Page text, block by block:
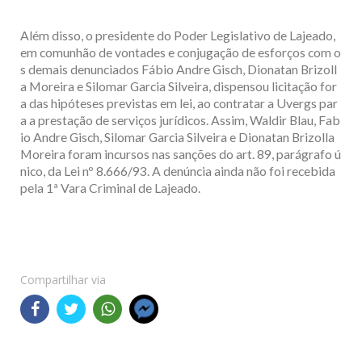
Além disso, o presidente do Poder Legislativo de Lajeado,
em comunhão de vontades e conjugação de esforços com o
s demais denunciados Fábio Andre Gisch, Dionatan Brizoll
a Moreira e Silomar Garcia Silveira, dispensou licitação for
a das hipóteses previstas em lei, ao contratar a Uvergs par
a a prestação de serviços jurídicos. Assim, Waldir Blau, Fab
io Andre Gisch, Silomar Garcia Silveira e Dionatan Brizolla
Moreira foram incursos nas sanções do art. 89, parágrafo ú
nico, da Lei nº 8.666/93. A denúncia ainda não foi recebida
pela 1ª Vara Criminal de Lajeado.
Compartilhar via